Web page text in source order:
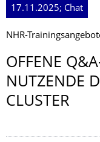
17.11.2025; Chat
NHR-
OFFENE
NUTZENDE
CLUSTER